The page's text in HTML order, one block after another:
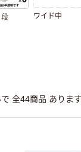
段 ワイド中
で 全44商品 あります